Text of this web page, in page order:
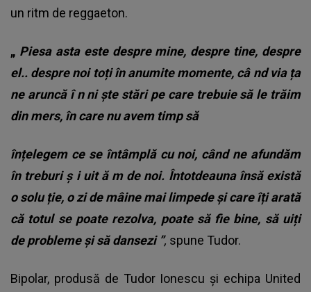
un ritm de reggaeton.
„ Piesa asta este despre mine, despre tine, despre
el.. despre noi toți în anumite momente, câ nd via ța
ne aruncă în niște stări pe care trebuie să le trăim
din mers, în care nu avem timp să
înțelegem ce se întâmplă cu noi, când ne afundăm
în treburi ș i uită m de noi. Întotdeauna însă există
o soluție, o zi de mâine mai limpede și care îți arată
că totul se poate rezolva, poate să fie bine, să uiți
de probleme și sădansezi ”, spune Tudor.
Bipolar, produsă de Tudor Ionescu și echipa United